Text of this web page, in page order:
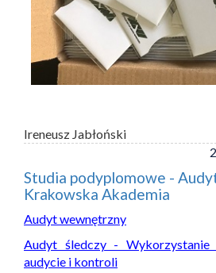
Ireneusz Jabłoński
Studia podyplomowe -
Krakowska Akademia
Audyt wewnętrzny
Audyt śledczy -
audycie i kontroli